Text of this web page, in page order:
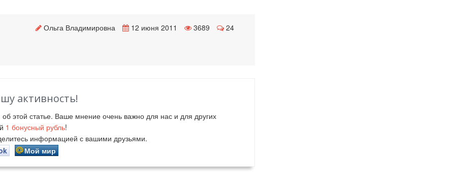
Ольга Владимировна 12 июня 2011 3689 24
активность!
об этой статье. Ваше мнение очень важно для нас и для других
1 бонусный рубль!
информацией с вашими друзьями.
Мой мир